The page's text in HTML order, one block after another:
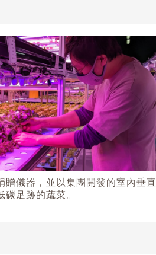
贈儀器，並以集團開發的室內垂直
足跡的蔬菜。